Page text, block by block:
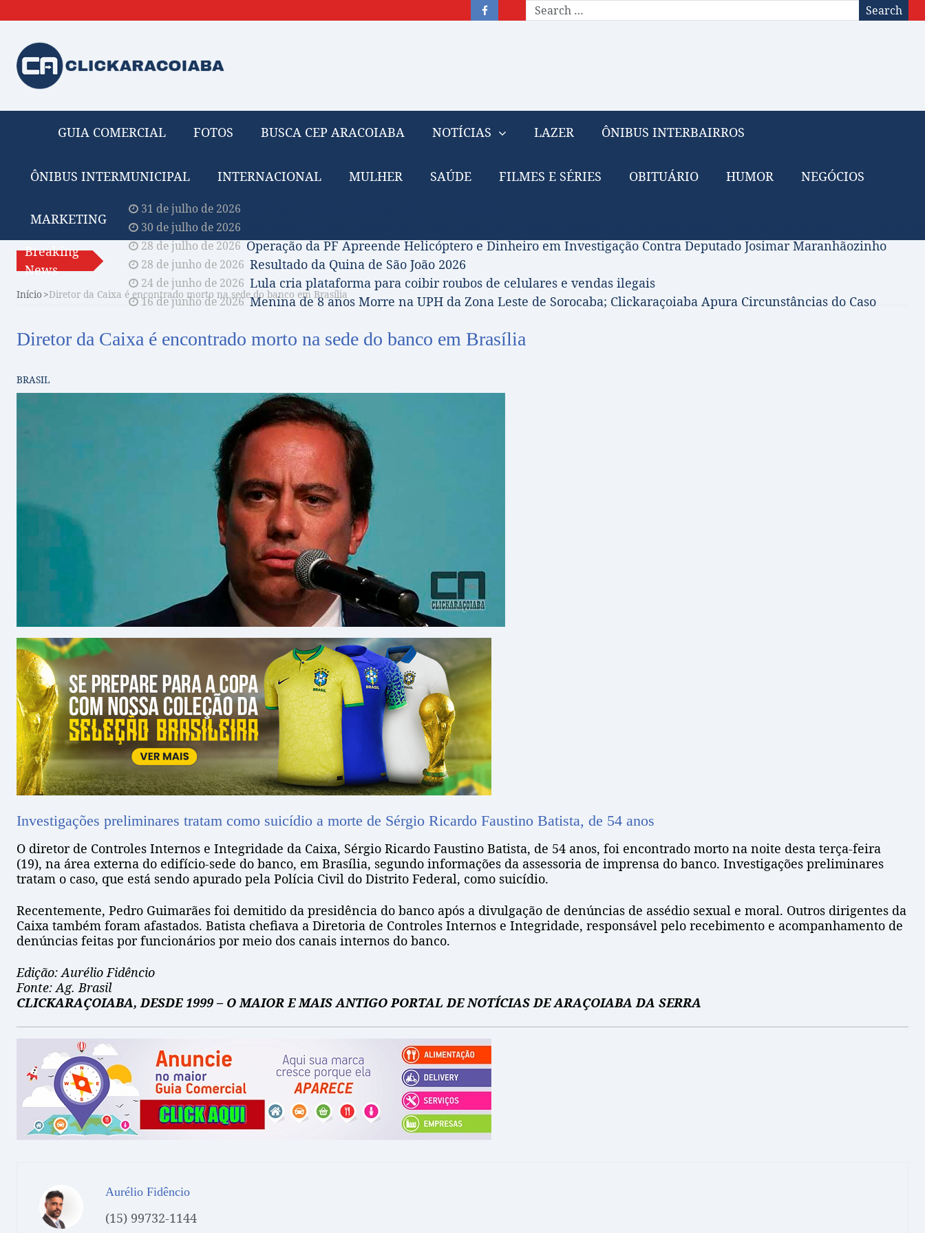
Search
GUIA COMERCIAL FOTOS BUSCA CEP ARACOIABA NOTÍCIAS LAZER ÔNIBUS INTERBAIRROS
ÔNIBUS INTERMUNICIPAL INTERNACIONAL MULHER SAÚDE FILMES E SÉRIES OBITUÁRIO HUMOR NEGÓCIOS
MARKETING
Breaking
News
31 de julho de 2026
30 de julho de 2026
28 de julho de 2026 Operação da PF Apreende Helicóptero e Dinheiro em Investigação Contra Deputado Josimar Maranhãozinho
28 de junho de 2026 Resultado da Quina de São João 2026
24 de junho de 2026 Lula cria plataforma para coibir roubos de celulares e vendas ilegais
16 de junho de 2026 Menina de 8 anos Morre na UPH da Zona Leste de Sorocaba; Clickaraçoiaba Apura Circunstâncias do Caso
Início Diretor da Caixa é encontrado morto na sede do banco em Brasília
Diretor da Caixa é encontrado morto na sede do banco em Brasília
BRASIL
Investigações preliminares tratam como suicídio a morte de Sérgio Ricardo Faustino Batista, de 54 anos
O diretor de Controles Internos e Integridade da Caixa, Sérgio Ricardo Faustino Batista, de 54 anos, foi encontrado morto na noite desta terça-feira
(19), na área externa do edifício-sede do banco, em Brasília, segundo informações da assessoria de imprensa do banco. Investigações preliminares
tratam o caso, que está sendo apurado pela Polícia Civil do Distrito Federal, como suicídio.
Recentemente, Pedro Guimarães foi demitido da presidência do banco após a divulgação de denúncias de assédio sexual e moral. Outros dirigentes da
Caixa também foram afastados. Batista chefiava a Diretoria de Controles Internos e Integridade, responsável pelo recebimento e acompanhamento de
denúncias feitas por funcionários por meio dos canais internos do banco.
Edição: Aurélio Fidêncio
Fonte: Ag. Brasil
CLICKARAÇOIABA, DESDE 1999 – O MAIOR E MAIS ANTIGO PORTAL DE NOTÍCIAS DE ARAÇOIABA DA SERRA
Aurélio Fidêncio
(15) 99732-1144